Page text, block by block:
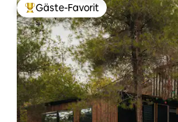
Beliebter Gäste-Favorit.
Gäste-Favorit